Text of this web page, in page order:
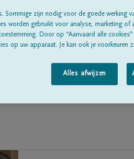
Sommige zijn nodig voor de goede werking
worden gebruikt voor analyse, marketing of
Door op “Aanvaard alle
op uw apparaat. Je kan ook je voorkeuren
Alles afwijzen